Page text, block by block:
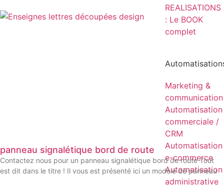
REALISATIONS
: Le BOOK
complet
Marketing &
communication
Automatisation
commerciale /
CRM
Automatisation
e-commerce
Automatisation
administrative
panneau signalétique bord de route
Contactez nous pour un panneau signalétique bord de route Tout
est dit dans le titre ! Il vous est présenté ici un modèle de panneau